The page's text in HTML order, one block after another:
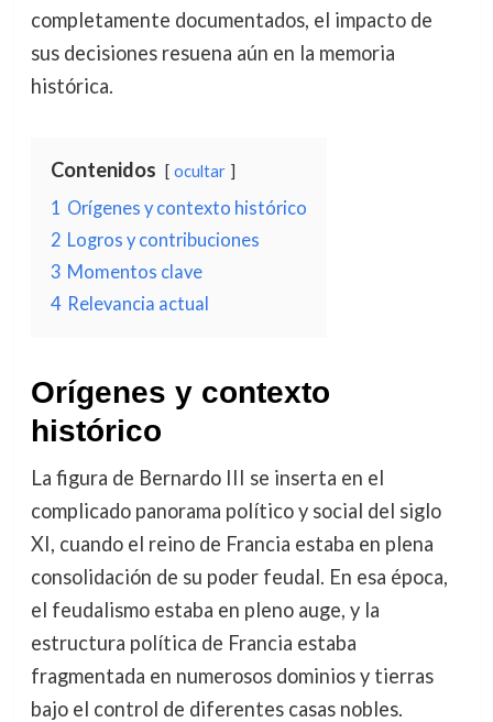
completamente documentados, el impacto de
sus decisiones resuena aún en la memoria
histórica.
Contenidos ocultar
1 Orígenes y contexto histórico
2 Logros y contribuciones
3 Momentos clave
4 Relevancia actual
Orígenes y contexto
histórico
La figura de Bernardo III se inserta en el
complicado panorama político y social del siglo
XI, cuando el reino de Francia estaba en plena
consolidación de su poder feudal. En esa época,
el feudalismo estaba en pleno auge, y la
estructura política de Francia estaba
fragmentada en numerosos dominios y tierras
bajo el control de diferentes casas nobles.